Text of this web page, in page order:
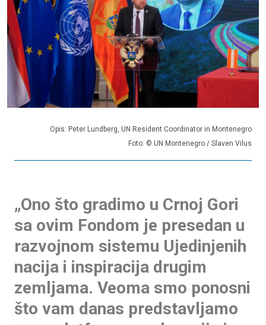
Opis: Peter Lundberg, UN Resident Coordinator in Montenegro
Foto: © UN Montenegro / Slaven Vilus
„Ono što gradimo u Crnoj Gori
sa ovim Fondom je presedan u
razvojnom sistemu Ujedinjenih
nacija i inspiracija drugim
zemljama. Veoma smo ponosni
što vam danas predstavljamo